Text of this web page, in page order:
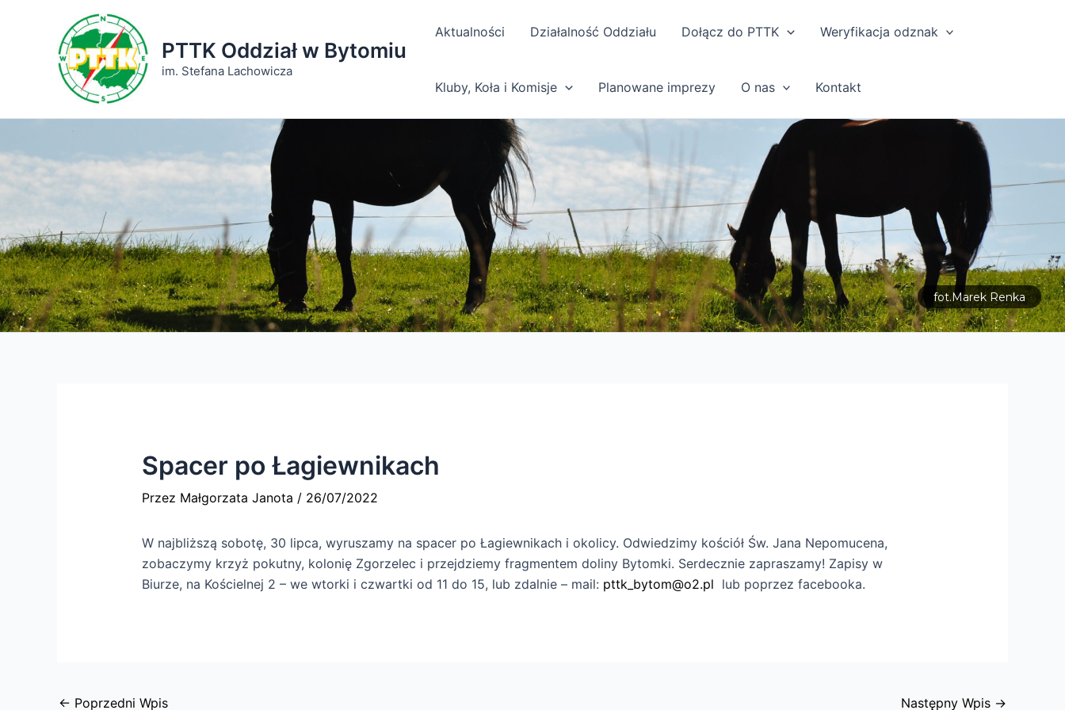
PTTK Oddział w Bytomiu
im. Stefana Lachowicza
Aktualności Działalność Oddziału Dołącz do PTTK Weryfikacja odznak
Kluby, Koła i Komisje Planowane imprezy O nas Kontakt
fot.Marek Renka
Spacer po Łagiewnikach
Przez Małgorzata Janota / 26/07/2022
W najbliższą sobotę, 30 lipca, wyruszamy na spacer po Łagiewnikach i okolicy. Odwiedzimy kościół Św. Jana Nepomucena,
zobaczymy krzyż pokutny, kolonię Zgorzelec i przejdziemy fragmentem doliny Bytomki. Serdecznie zapraszamy! Zapisy w
Biurze, na Kościelnej 2 – we wtorki i czwartki od 11 do 15, lub zdalnie – mail: pttk_bytom@o2.pl lub poprzez facebooka.
← Poprzedni Wpis Następny Wpis →